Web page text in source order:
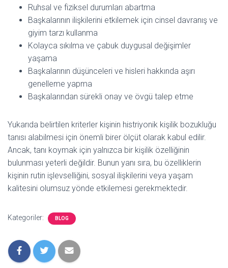
Ruhsal ve fiziksel durumları abartma
Başkalarının ilişkilerini etkilemek için cinsel davranış ve
giyim tarzı kullanma
Kolayca sıkılma ve çabuk duygusal değişimler
yaşama
Başkalarının düşünceleri ve hisleri hakkında aşırı
genelleme yapma
Başkalarından sürekli onay ve övgü talep etme
Yukarıda belirtilen kriterler kişinin histriyonik kişilik bozukluğu
tanısı alabilmesi için önemli birer ölçüt olarak kabul edilir.
Ancak, tanı koymak için yalnızca bir kişilik özelliğinin
bulunması yeterli değildir. Bunun yanı sıra, bu özelliklerin
kişinin rutin işlevselliğini, sosyal ilişkilerini veya yaşam
kalitesini olumsuz yönde etkilemesi gerekmektedir.
Kategoriler: BLOG